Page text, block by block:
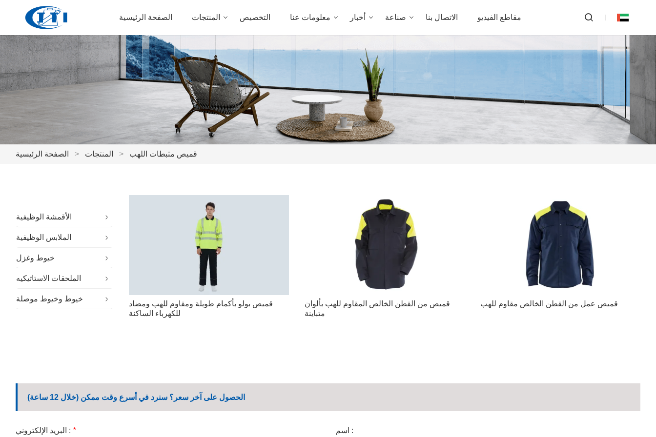
الصفحة الرئيسية المنتجات التخصيص معلومات عنا أخبار صناعة الاتصال بنا مقاطع الفيديو
الصفحة الرئيسية > المنتجات > قميص مثبطات اللهب
الأقمشة الوظيفية
أقمشة متخصصة
نسيج مستدام
قماش خارجي
الملابس الوظيفية
ملابس عمل متخصصة
ملابس غرف التعقيم
ملابس العمل العامة
خيوط وغزل
خيوط مقاومة للهب
الملحقات الاستاتيكيه
قفازات الاستاتيكيه
خيوط وخيوط موصلة
قميص بولو بأكمام طويلة ومقاوم للهب ومضاد
للكهرباء الساكنة
قميص من القطن الخالص المقاوم للهب بألوان
متباينة
قميص عمل من القطن الخالص مقاوم للهب
الحصول على آخر سعر؟ سنرد في أسرع وقت ممكن (خلال 12 ساعة)
البريد الإلكتروني : * اسم :